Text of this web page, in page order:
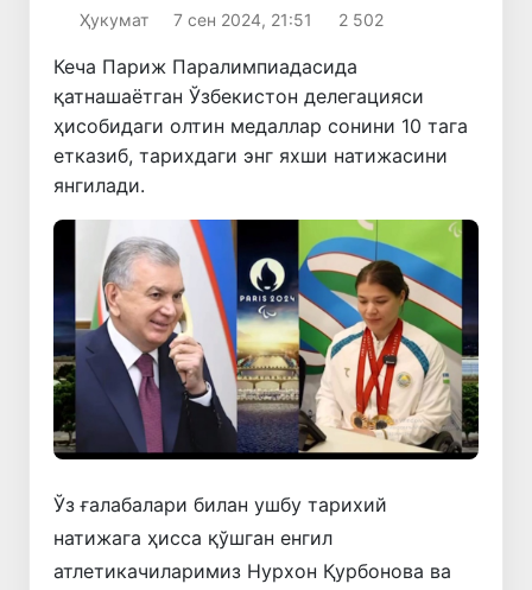
Ҳукумат 7 сен 2024, 21:51 2 502
Кеча Париж Паралимпиадасида
қатнашаётган Ўзбекистон делегацияси
ҳисобидаги олтин медаллар сонини 10 тага
етказиб, тарихдаги энг яхши натижасини
янгилади.
Ўз ғалабалари билан ушбу тарихий
натижага ҳисса қўшган енгил
атлетикачиларимиз Нурхон Қурбонова ва